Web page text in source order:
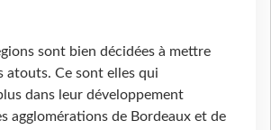
sont bien décidées à mettre
atouts. Ce sont elles qui
dans leur développement
agglomérations de Bordeaux et de